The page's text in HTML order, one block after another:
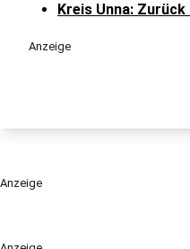
Kreis Unna: Zurück
Anzeige
Anzeige